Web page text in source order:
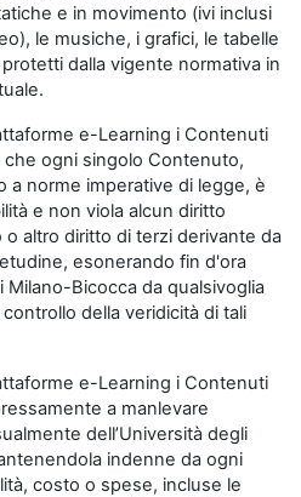
e in movimento (ivi inclusi
le musiche, i grafici, le tabelle
dalla vigente normativa in
e-Learning i Contenuti
ogni singolo Contenuto,
a norme imperative di legge, è
e non viola alcun diritto
altro diritto di terzi derivante da
esonerando fin d'ora
Milano-Bicocca da qualsivoglia
della veridicità di tali
e-Learning i Contenuti
a manlevare
dell’Università degli
indenne da ogni
costo o spese, incluse le